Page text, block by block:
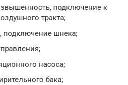
подключение к
тракта;
подключение шнека;
насоса;
бака;